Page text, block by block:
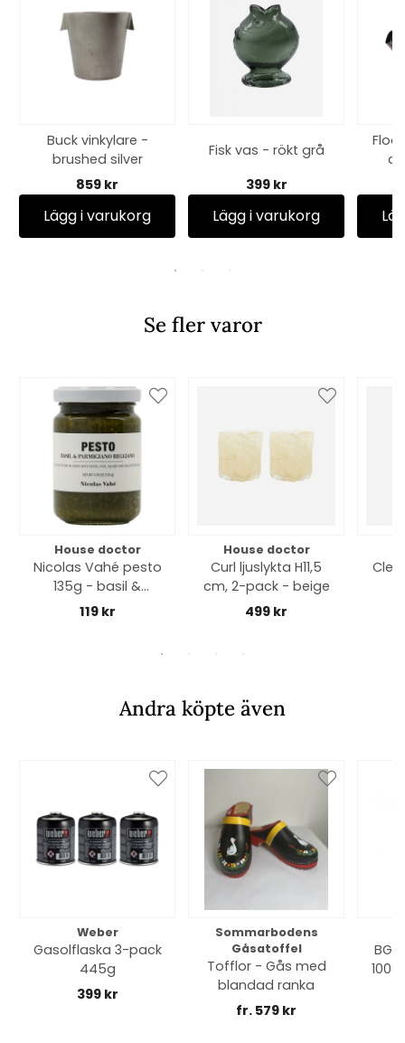
Buck vinkylare -
brushed silver
859 kr
Lägg i varukorg
Fisk vas - rökt grå
399 kr
Lägg i varukorg
Se fler varor
House doctor
Nicolas Vahé pesto
135g - basil &
parmesan
119 kr
House doctor
Curl ljuslykta H11,5
cm, 2-pack - beige
499 kr
Andra köpte även
Weber
Gasolflaska 3-pack
445g
399 kr
Sommarbodens
Gåsatoffel
Tofflor - Gås med
blandad ranka
fr. 579 kr